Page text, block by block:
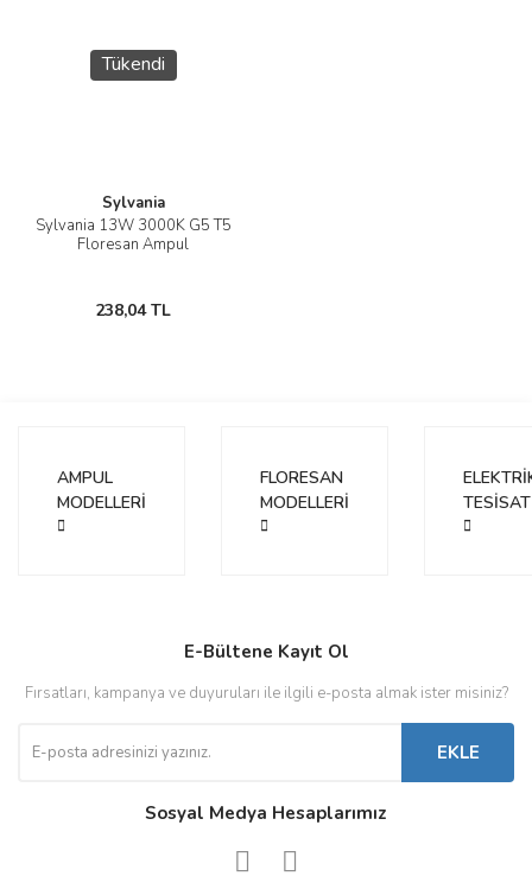
Tükendi
Sylvania
Sylvania 13W 3000K G5 T5
Floresan Ampul
238,04 TL
AMPUL
MODELLERİ
FLORESAN
MODELLERİ
TESİSAT
E-Bültene Kayıt Ol
Fırsatları, kampanya ve duyuruları ile ilgili e-posta almak ister misiniz?
EKLE
Sosyal Medya Hesaplarımız